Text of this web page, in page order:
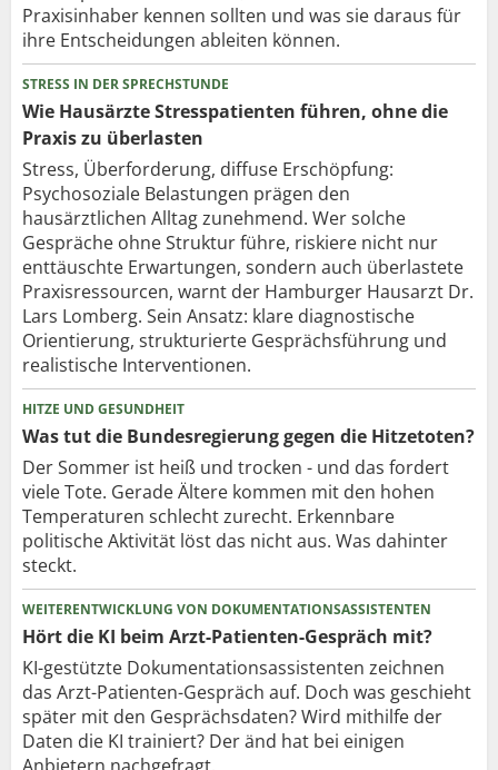
Praxisinhaber kennen sollten und was sie daraus für
ihre Entscheidungen ableiten können.
STRESS IN DER SPRECHSTUNDE
Wie Hausärzte Stresspatienten führen, ohne die
Praxis zu überlasten
Stress, Überforderung, diffuse Erschöpfung:
Psychosoziale Belastungen prägen den
hausärztlichen Alltag zunehmend. Wer solche
Gespräche ohne Struktur führe, riskiere nicht nur
enttäuschte Erwartungen, sondern auch überlastete
Praxisressourcen, warnt der Hamburger Hausarzt Dr.
Lars Lomberg. Sein Ansatz: klare diagnostische
Orientierung, strukturierte Gesprächsführung und
realistische Interventionen.
HITZE UND GESUNDHEIT
Was tut die Bundesregierung gegen die Hitzetoten?
Der Sommer ist heiß und trocken - und das fordert
viele Tote. Gerade Ältere kommen mit den hohen
Temperaturen schlecht zurecht. Erkennbare
politische Aktivität löst das nicht aus. Was dahinter
steckt.
WEITERENTWICKLUNG VON DOKUMENTATIONSASSISTENTEN
Hört die KI beim Arzt-Patienten-Gespräch mit?
KI-gestützte Dokumentationsassistenten zeichnen
das Arzt-Patienten-Gespräch auf. Doch was geschieht
später mit den Gesprächsdaten? Wird mithilfe der
Daten die KI trainiert? Der änd hat bei einigen